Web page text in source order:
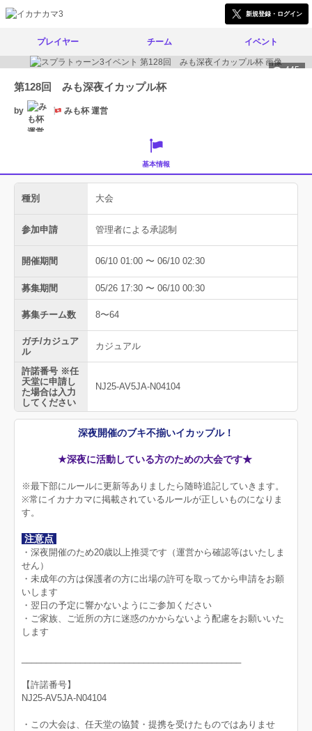
新規登録・ログイン
プレイヤー チーム イベント
445
第128回 みも深夜イカップル杯
by みも杯 運営
基本情報
種別 大会
参加申請 管理者による承認制
開催期間 06/10 01:00 〜 06/10 02:30
募集期間 05/26 17:30 〜 06/10 00:30
募集チーム数 8〜64
ガチ/カジュア
ル
カジュアル
許諾番号 ※任
天堂に申請し
た場合は入力
してください
NJ25-AV5JA-N04104
深夜開催のブキ不揃いイカップル！
★深夜に活動している方のための大会です★
※最下部にルールに更新等ありましたら随時追記していきます。
※常にイカナカマに掲載されているルールが正しいものになりま
す。
注意点
・深夜開催のため20歳以上推奨です（運営から確認等はいたしま
せん）
・未成年の方は保護者の方に出場の許可を取ってから申請をお願
いします
・翌日の予定に響かないようにご参加ください
・ご家族、ご近所の方に迷惑のかからないよう配慮をお願いいた
します
【許諾番号】
NJ25-AV5JA-N04104
・この大会は、任天堂の協賛・提携を受けたものではありませ